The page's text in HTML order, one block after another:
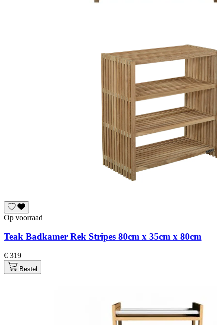
Op voorraad
Teak Badkamer Rek Stripes 80cm x 35cm x 80cm
€ 319
Bestel